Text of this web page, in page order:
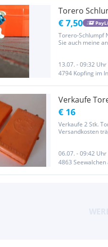
Torero
€ 7,50
Torero-Schlumpf
Sie auch meine
13.07. - 09:32 Uhr
4794 Kopfing im
Verkaufe
€ 16
Verkaufe 2 Stk.
Versandkosten
06.07. - 09:42 Uhr
4863